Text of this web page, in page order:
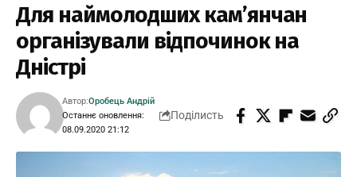
Для наймолодших кам’янчан
організували відпочинок на
Дністрі
Останнє оновлення:
08.09.2020 21:12
Автор:Оробець Андрій
Поділисть